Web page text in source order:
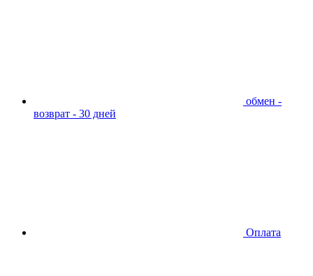
обмен -
возврат - 30 дней
Оплата